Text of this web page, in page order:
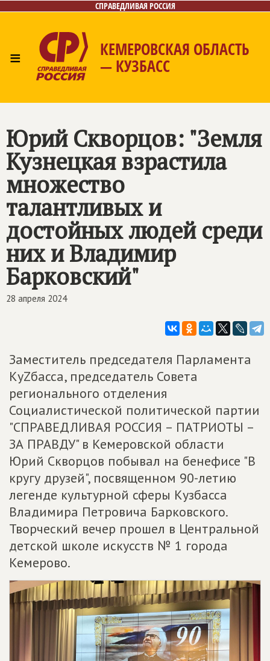
СПРАВЕДЛИВАЯ РОССИЯ
≡ КЕМЕРОВСКАЯ ОБЛАСТЬ
— КУЗБАСС
Фото/Видео Контакты
Юрий Скворцов: "Земля
Кузнецкая взрастила
множество
талантливых и
достойных людей среди
них и Владимир
Барковский"
28 апреля 2024
Заместитель председателя Парламента
КуZбасса, председатель Совета
регионального отделения
Социалистической политической партии
"СПРАВЕДЛИВАЯ РОССИЯ – ПАТРИОТЫ –
ЗА ПРАВДУ" в Кемеровской области
Юрий Скворцов побывал на бенефисе "В
кругу друзей", посвященном 90-летию
легенде культурной сферы Кузбасса
Владимира Петровича Барковского.
Творческий вечер прошел в Центральной
детской школе искусств № 1 города
Кемерово.